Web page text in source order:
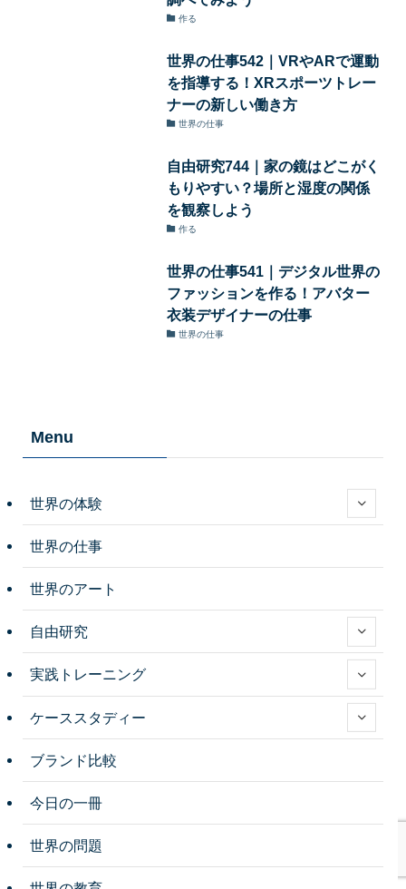
作る
世界の仕事542｜VRやARで運動
を指導する！XRスポーツトレー
ナーの新しい働き方
世界の仕事
自由研究744｜家の鏡はどこがく
もりやすい？場所と湿度の関係
を観察しよう
作る
世界の仕事541｜デジタル世界の
ファッションを作る！アバター
衣装デザイナーの仕事
世界の仕事
Menu
世界の体験
世界の仕事
世界のアート
自由研究
実践トレーニング
ケーススタディー
ブランド比較
今日の一冊
世界の問題